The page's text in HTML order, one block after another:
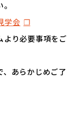
学会
より必要事項をご
あらかじめご了